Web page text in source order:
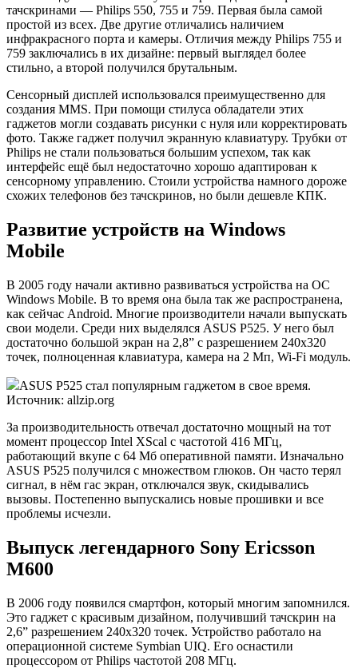
тачскринами — Philips 550, 755 и 759. Первая была самой
простой из всех. Две другие отличались наличием
инфракрасного порта и камеры. Отличия между Philips 755 и
759 заключались в их дизайне: первый выглядел более
стильно, а второй получился брутальным.
Сенсорный дисплей использовался преимущественно для
создания MMS. При помощи стилуса обладатели этих
гаджетов могли создавать рисунки с нуля или корректировать
фото. Также гаджет получил экранную клавиатуру. Трубки от
Philips не стали пользоваться большим успехом, так как
интерфейс ещё был недостаточно хорошо адаптирован к
сенсорному управлению. Стоили устройства намного дороже
схожих телефонов без тачскринов, но были дешевле КПК.
Развитие устройств на Windows
Mobile
В 2005 году начали активно развиваться устройства на ОС
Windows Mobile. В то время она была так же распространена,
как сейчас Android. Многие производители начали выпускать
свои модели. Среди них выделялся ASUS P525. У него был
достаточно большой экран на 2,8” с разрешением 240х320
точек, полноценная клавиатура, камера на 2 Мп, Wi-Fi модуль.
ASUS P525 стал популярным гаджетом в свое время.
Источник: allzip.org
За производительность отвечал достаточно мощный на тот
момент процессор Intel XScal с частотой 416 МГц,
работающий вкупе с 64 Мб оперативной памяти. Изначально
ASUS P525 получился с множеством глюков. Он часто терял
сигнал, в нём гас экран, отключался звук, скидывались
вызовы. Постепенно выпускались новые прошивки и все
проблемы исчезли.
Выпуск легендарного Sony Ericsson
M600
В 2006 году появился смартфон, который многим запомнился.
Это гаджет с красивым дизайном, получивший тачскрин на
2,6” разрешением 240х320 точек. Устройство работало на
операционной системе Symbian UIQ. Его оснастили
процессором от Philips частотой 208 МГц.